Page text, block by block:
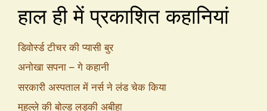
हाल ही में प्रकाशित कहानियां
डिवोर्स्ड टीचर की प्यासी बुर
अनोखा सपना – गे कहानी
सरकारी अस्पताल में नर्स ने लंड चेक किया
मुहल्ले की बोल्ड लड़की अबीहा